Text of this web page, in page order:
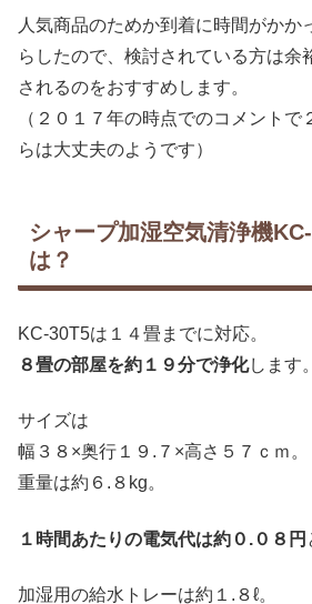
人気商品のためか到着に時間がかか
らしたので、検討されている方は余
されるのをおすすめします。
（２０１７年の時点でのコメント
らは大丈夫のようです）
シャープ加湿空気清浄機
は？
KC-30T5は１４畳までに対応。
８畳の部屋を約１９分で浄化します。
サイズは
幅３８×奥行１９.７×高さ５７ｃｍ。
重量は約６.８kg。
１時間あたりの電気代は約０.０８円
加湿用の給水トレーは約１.８ℓ。